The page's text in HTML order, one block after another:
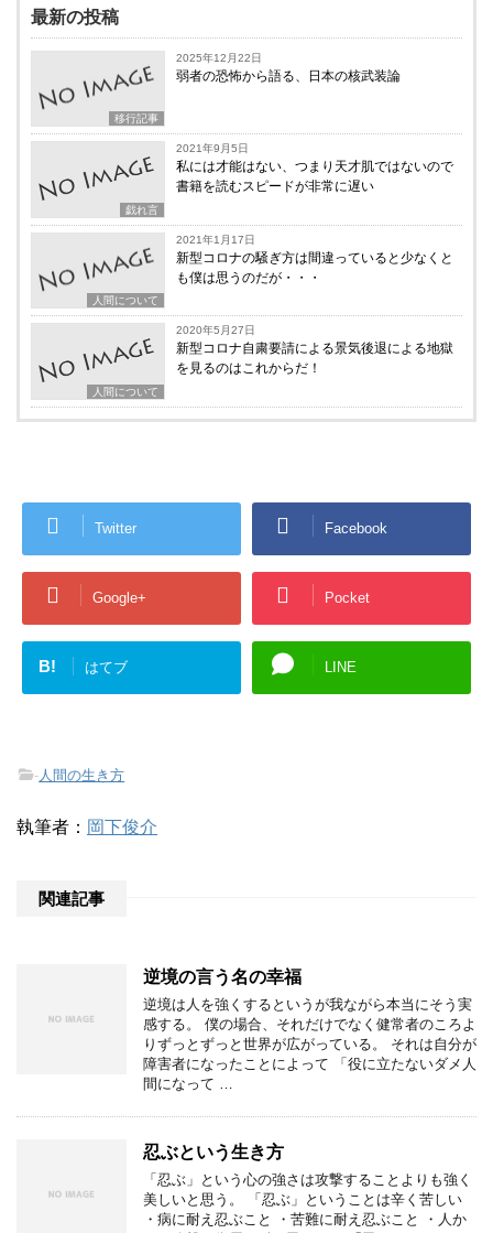
最新の投稿
移行記事
2025年12月22日
弱者の恐怖から語る、日本の核武装論
戯れ言
2021年9月5日
私には才能はない、つまり天才肌ではないので
書籍を読むスピードが非常に遅い
人間について
2021年1月17日
新型コロナの騒ぎ方は間違っていると少なくと
も僕は思うのだが・・・
人間について
2020年5月27日
新型コロナ自粛要請による景気後退による地獄
を見るのはこれからだ！
Twitter Facebook
Google+ Pocket
B! はてブ LINE
- 人間の生き方
執筆者： 岡下俊介
関連記事
逆境の言う名の幸福
逆境は人を強くするというが我ながら本当にそう実
感する。 僕の場合、それだけでなく健常者のころよ
りずっとずっと世界が広がっている。 それは自分が
障害者になったことによって 「役に立たないダメ人
間になって …
忍ぶという生き方
「忍ぶ」という心の強さは攻撃することよりも強く
美しいと思う。 「忍ぶ」ということは辛く苦しい
・病に耐え忍ぶこと ・苦難に耐え忍ぶこと ・人か